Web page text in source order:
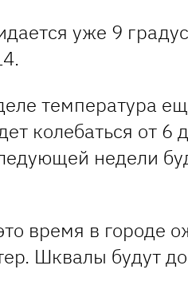
уже 9
температура
колебаться от 6
недели
время в городе
Шквалы будут